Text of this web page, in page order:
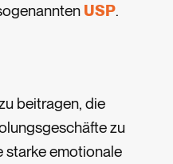
USP.
beitragen, die
zu
starke emotionale